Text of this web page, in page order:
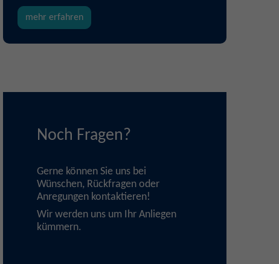
mehr erfahren
Noch Fragen?
Gerne können Sie uns bei
Wünschen, Rückfragen oder
Anregungen kontaktieren!
Wir werden uns um Ihr Anliegen
kümmern.